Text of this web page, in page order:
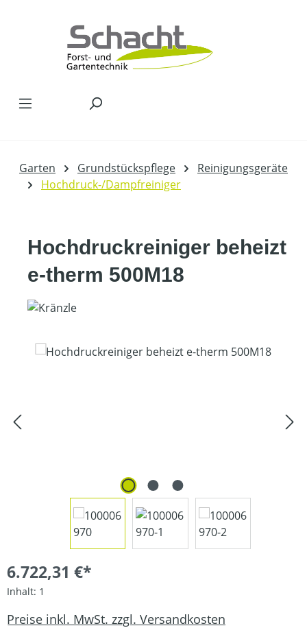
Garten Grundstückspflege
Reinigungsgeräte
Hochdruck-/Dampfreiniger
Hochdruckreiniger beheizt
e-therm 500M18
Bildergalerie überspringen
6.722,31 €*
Inhalt: 1
Preise inkl. MwSt. zzgl. Versandkosten